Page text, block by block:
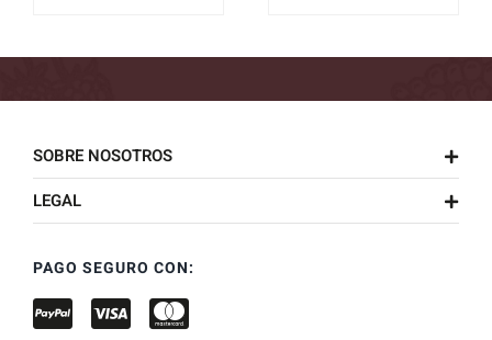
SOBRE NOSOTROS
LEGAL
PAGO SEGURO CON: